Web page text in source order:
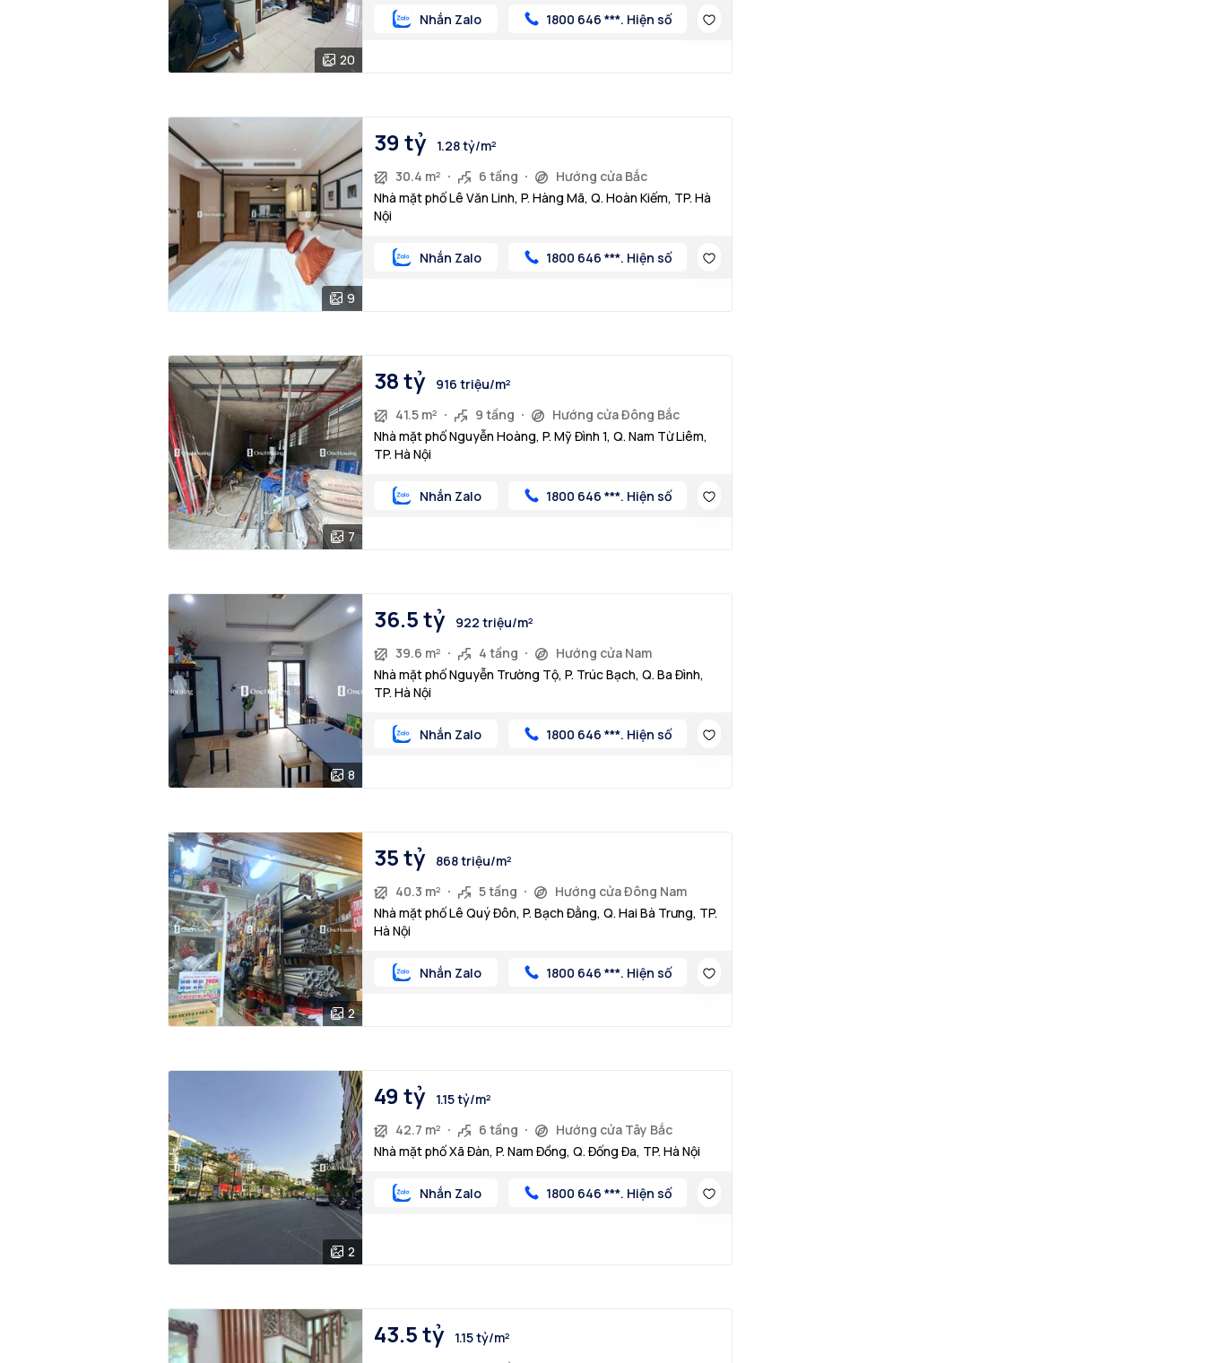
20
Nhắn Zalo 1800 646 ***. Hiện số
9
39 tỷ
1.28 tỷ/m²
30.4 m²
6 tầng
Hướng cửa Bắc
Nhà mặt phố Lê Văn Linh, P. Hàng Mã, Q. Hoàn Kiếm, TP. Hà
Nội
Nhắn Zalo 1800 646 ***. Hiện số
7
38 tỷ
916 triệu/m²
41.5 m²
9 tầng
Hướng cửa Đông Bắc
Nhà mặt phố Nguyễn Hoàng, P. Mỹ Đình 1, Q. Nam Từ Liêm,
TP. Hà Nội
Nhắn Zalo 1800 646 ***. Hiện số
8
36.5 tỷ
922 triệu/m²
39.6 m²
4 tầng
Hướng cửa Nam
Nhà mặt phố Nguyễn Trường Tộ, P. Trúc Bạch, Q. Ba Đình,
TP. Hà Nội
Nhắn Zalo 1800 646 ***. Hiện số
2
35 tỷ
868 triệu/m²
40.3 m²
5 tầng
Hướng cửa Đông Nam
Nhà mặt phố Lê Quý Đôn, P. Bạch Đằng, Q. Hai Bà Trưng, TP.
Hà Nội
Nhắn Zalo 1800 646 ***. Hiện số
2
49 tỷ
1.15 tỷ/m²
42.7 m²
6 tầng
Hướng cửa Tây Bắc
Nhà mặt phố Xã Đàn, P. Nam Đồng, Q. Đống Đa, TP. Hà Nội
Nhắn Zalo 1800 646 ***. Hiện số
43.5 tỷ
1.15 tỷ/m²